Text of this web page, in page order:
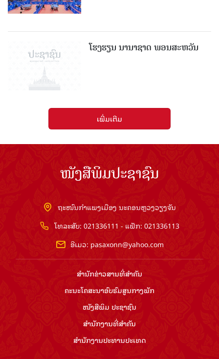
ໂຮງຮຽນ ນານາຊາດ ພອນສະຫວັນ
ເພີ່ມເຕີມ
ໜັງສືພິມປະຊາຊົນ
ຖະໜົນກຳແພງເມືອງ ນະຄອນຫຼວງວຽງຈັນ
ໂທລະສັບ: 021336111 - ແຟັກ: 021336113
ອີເມວ: pasaxonn@yahoo.com
ສຳ​ນັກ​ຂ່າວ​ສານ​ທີ່​ສຳ​ຄັນ​
ຄະນະໂຄສະນາອົບຮົມ​ສູນ​ກາງ​ພັກ
ໜັງສືພິມ ປະ​ຊາ​ຊົນ
ສຳ​ນັກ​ງານ​ທີ່​ສຳ​ຄັນ
ສຳ​ນັກ​ງານ​ປະ​ທານ​ປະ​ເທດ